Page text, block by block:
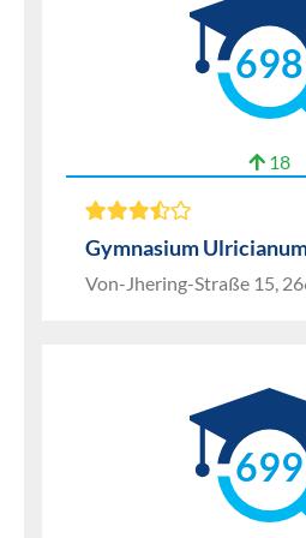
698
18
Gymnasium
Von-Jhering-Straße 15,
699